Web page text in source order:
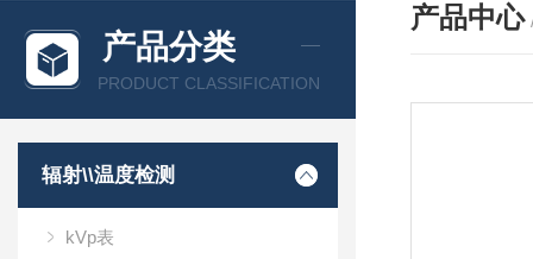
产品分类
PRODUCT CLASSIFICATION
辐射\\温度检测
kVp表
产品中心